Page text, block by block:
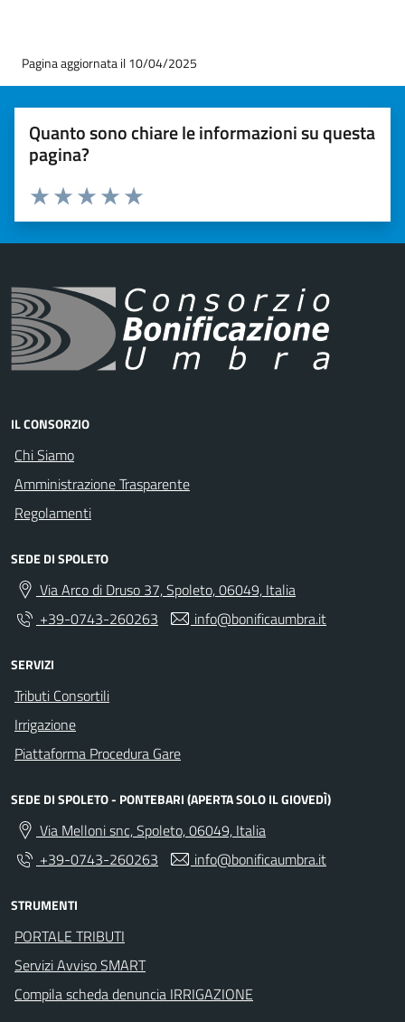
Pagina aggiornata il 10/04/2025
Quanto sono chiare le informazioni su questa
pagina?
Valuta 5 stelle su 5
Valuta 4 stelle su 5
Valuta 3 stelle su 5
Valuta 2 stelle su 5
Valuta 1 stelle su 5
IL CONSORZIO
Chi Siamo
Amministrazione Trasparente
Regolamenti
SEDE DI SPOLETO
Via Arco di Druso 37, Spoleto, 06049, Italia
+39-0743-260263
info@bonificaumbra.it
SERVIZI
Tributi Consortili
Irrigazione
Piattaforma Procedura Gare
SEDE DI SPOLETO - PONTEBARI (APERTA SOLO IL GIOVEDÌ)
Via Melloni snc, Spoleto, 06049, Italia
+39-0743-260263
info@bonificaumbra.it
STRUMENTI
PORTALE TRIBUTI
Servizi Avviso SMART
Compila scheda denuncia IRRIGAZIONE